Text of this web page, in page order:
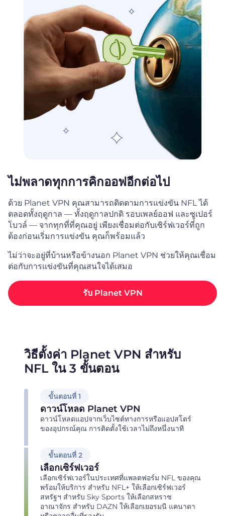
ไม่พลาดทุกการคิกออฟอีกต่อไป
ด้วย Planet VPN คุณสามารถติดตามการแข่งขัน NFL ได้
ตลอดทั้งฤดูกาล — ทั้งฤดูกาลปกติ รอบเพลย์ออฟ และซูเปอร์
โบวล์ — จากทุกที่ที่คุณอยู่ เพียงเชื่อมต่อกับเซิร์ฟเวอร์ที่ถูก
ต้องก่อนเริ่มการแข่งขัน คุณก็พร้อมแล้ว
ไม่ว่าจะอยู่ที่บ้านหรือข้างนอก Planet VPN ช่วยให้คุณเชื่อม
ต่อกับการแข่งขันที่คุณสนใจได้เสมอ
รับ Planet VPN
วิธีตั้งค่า Planet VPN สำหรับ
NFL ใน 3 ขั้นตอน
ขั้นตอนที่ 1
ดาวน์โหลด Planet VPN
ดาวน์โหลดแอปจากเว็บไซต์ทางการหรือแอปสโตร์
ของอุปกรณ์คุณ การติดตั้งใช้เวลาไม่ถึงหนึ่งนาที
ขั้นตอนที่ 2
เลือกเซิร์ฟเวอร์
เลือกเซิร์ฟเวอร์ในประเทศที่แพลตฟอร์ม NFL ของคุณ
พร้อมให้บริการ สำหรับ NFL+ ให้เลือกเซิร์ฟเวอร์
สหรัฐฯ สำหรับ Sky Sports ให้เลือกสหราช
อาณาจักร สำหรับ DAZN ให้เลือกเยอรมนี แคนาดา